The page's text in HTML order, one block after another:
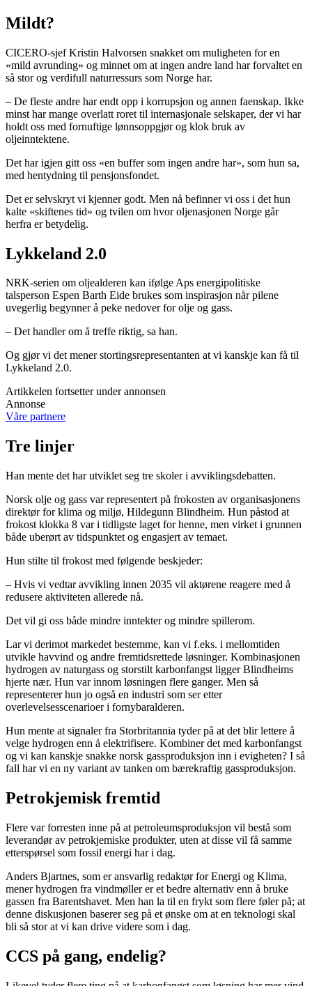
Mildt?
CICERO-sjef Kristin Halvorsen snakket om muligheten for en
«mild avrunding» og minnet om at ingen andre land har forvaltet en
så stor og verdifull naturressurs som Norge har.
– De fleste andre har endt opp i korrupsjon og annen faenskap. Ikke
minst har mange overlatt roret til internasjonale selskaper, der vi har
holdt oss med fornuftige lønnsoppgjør og klok bruk av
oljeinntektene.
Det har igjen gitt oss «en buffer som ingen andre har», som hun sa,
med hentydning til pensjonsfondet.
Det er selvskryt vi kjenner godt. Men nå befinner vi oss i det hun
kalte «skiftenes tid» og tvilen om hvor oljenasjonen Norge går
herfra er betydelig.
Lykkeland 2.0
NRK-serien om oljealderen kan ifølge Aps energipolitiske
talsperson Espen Barth Eide brukes som inspirasjon når pilene
uvegerlig begynner å peke nedover for olje og gass.
– Det handler om å treffe riktig, sa han.
Og gjør vi det mener stortingsrepresentanten at vi kanskje kan få til
Lykkeland 2.0.
Artikkelen fortsetter under annonsen
Annonse
Våre partnere
Tre linjer
Han mente det har utviklet seg tre skoler i avviklingsdebatten.
Norsk olje og gass var representert på frokosten av organisasjonens
direktør for klima og miljø, Hildegunn Blindheim. Hun påstod at
frokost klokka 8 var i tidligste laget for henne, men virket i grunnen
både uberørt av tidspunktet og engasjert av temaet.
Hun stilte til frokost med følgende beskjeder:
– Hvis vi vedtar avvikling innen 2035 vil aktørene reagere med å
redusere aktiviteten allerede nå.
Det vil gi oss både mindre inntekter og mindre spillerom.
Lar vi derimot markedet bestemme, kan vi f.eks. i mellomtiden
utvikle havvind og andre fremtidsrettede løsninger. Kombinasjonen
hydrogen av naturgass og storstilt karbonfangst ligger Blindheims
hjerte nær. Hun var innom løsningen flere ganger. Men så
representerer hun jo også en industri som ser etter
overlevelsesscenarioer i fornybaralderen.
Hun mente at signaler fra Storbritannia tyder på at det blir lettere å
velge hydrogen enn å elektrifisere. Kombiner det med karbonfangst
og vi kan kanskje snakke norsk gassproduksjon inn i evigheten? I så
fall har vi en ny variant av tanken om bærekraftig gassproduksjon.
Petrokjemisk fremtid
Flere var forresten inne på at petroleumsproduksjon vil bestå som
leverandør av petrokjemiske produkter, uten at disse vil få samme
etterspørsel som fossil energi har i dag.
Anders Bjartnes, som er ansvarlig redaktør for Energi og Klima,
mener hydrogen fra vindmøller er et bedre alternativ enn å bruke
gassen fra Barentshavet. Men han la til en frykt som flere føler på; at
denne diskusjonen baserer seg på et ønske om at en teknologi skal
bli så stor at vi kan drive videre som i dag.
CCS på gang, endelig?